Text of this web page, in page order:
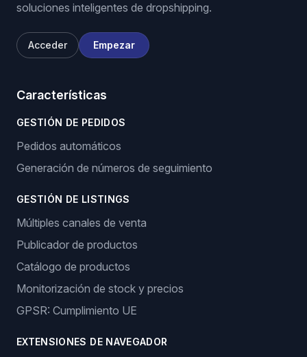
soluciones inteligentes de dropshipping.
Acceder Empezar
Características
GESTIÓN DE PEDIDOS
Pedidos automáticos
Generación de números de seguimiento
GESTIÓN DE LISTINGS
Múltiples canales de venta
Publicador de productos
Catálogo de productos
Monitorización de stock y precios
GPSR: Cumplimiento UE
EXTENSIONES DE NAVEGADOR